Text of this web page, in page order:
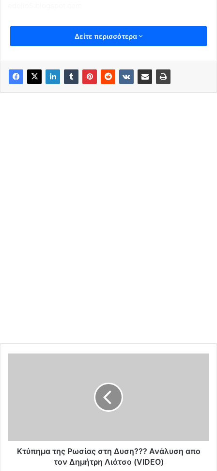
Δείτε περισσότερα
η
Κτύπημα της Ρωσίας στη Δυση??? Ανάλυση απο
τον Δημήτρη Λιάτσο (VIDEO)